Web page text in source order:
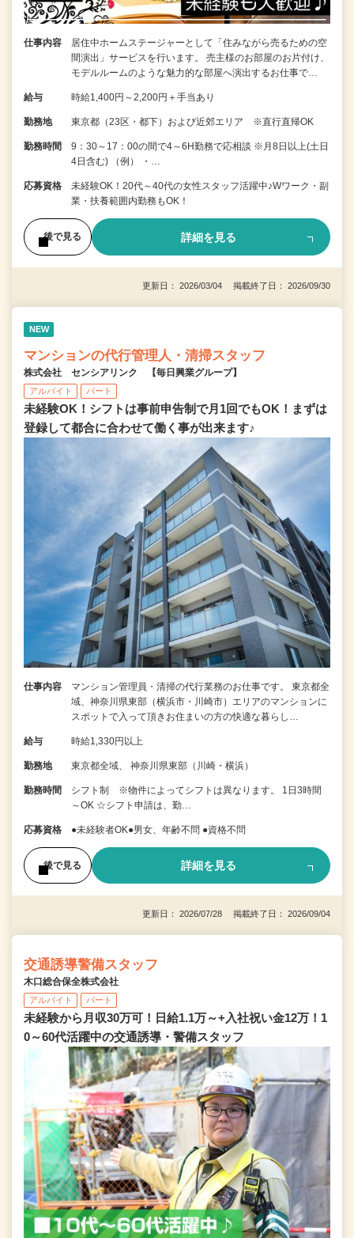
仕事内容
居住中ホームステージャーとして「住みながら売るための空
間演出」サービスを行います。 売主様のお部屋のお片付け、
モデルルームのような魅力的な部屋へ演出するお仕事で…
給与 時給1,400円～2,200円＋手当あり
勤務地 東京都（23区・都下）および近郊エリア ※直行直帰OK
勤務時間
9：30～17：00の間で4～6H勤務で応相談 ※月8日以上(土日
4日含む) （例） ・…
応募資格
未経験OK！20代～40代の女性スタッフ活躍中♪Wワーク・副
業・扶養範囲内勤務もOK！
後で見る 詳細を見る
更新日： 2026/03/04 掲載終了日： 2026/09/30
NEW
マンションの代行管理人・清掃スタッフ
株式会社 センシアリンク 【毎日興業グループ】
アルバイト パート
未経験OK！シフトは事前申告制で月1回でもOK！まずは
登録して都合に合わせて働く事が出来ます♪
仕事内容
マンション管理員・清掃の代行業務のお仕事です。 東京都全
域、神奈川県東部（横浜市・川崎市）エリアのマンションに
スポットで入って頂きお住まいの方の快適な暮らし…
給与 時給1,330円以上
勤務地 東京都全域、 神奈川県東部（川崎・横浜）
勤務時間
シフト制 ※物件によってシフトは異なります。 1日3時間
～OK ☆シフト申請は、勤…
応募資格 ●未経験者OK●男女、年齢不問 ●資格不問
後で見る 詳細を見る
更新日： 2026/07/28 掲載終了日： 2026/09/04
交通誘導警備スタッフ
木口総合保全株式会社
アルバイト パート
未経験から月収30万可！日給1.1万～+入社祝い金12万！1
0～60代活躍中の交通誘導・警備スタッフ